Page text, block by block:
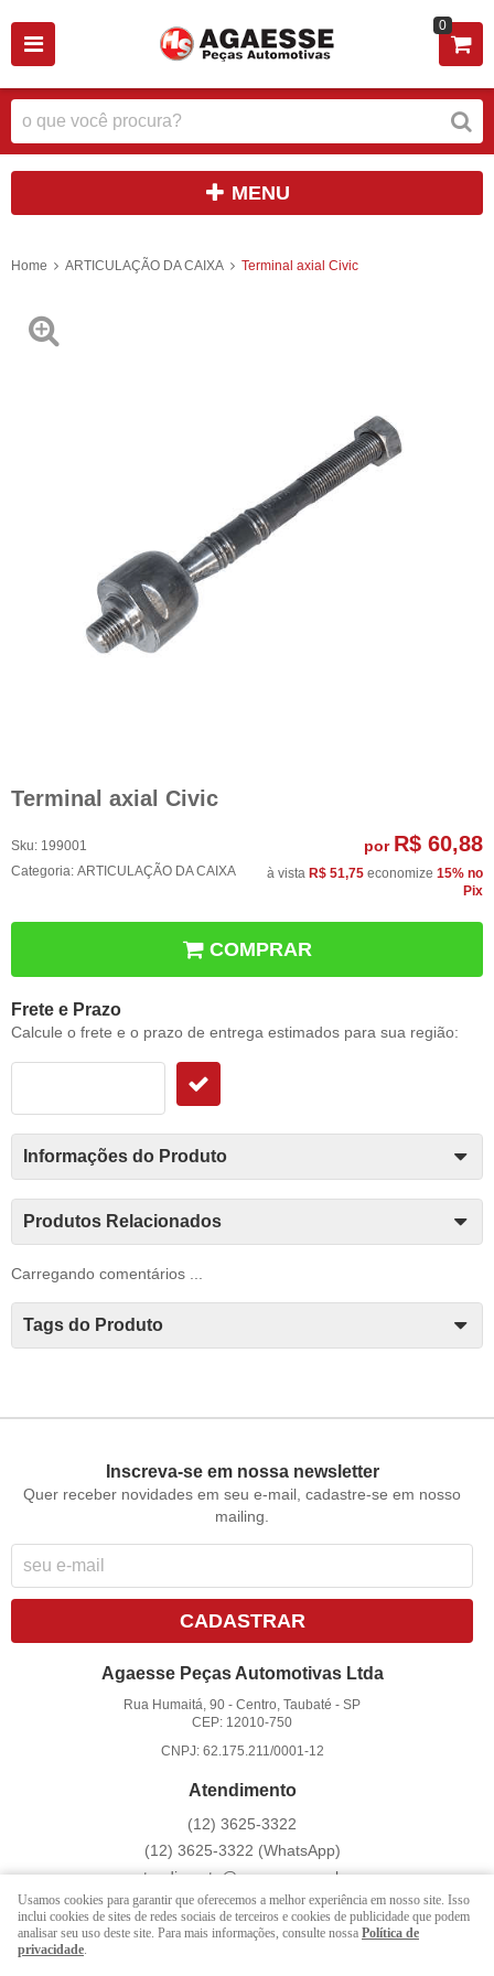
0
MENU
Home ARTICULAÇÃO DA CAIXA Terminal axial Civic
Terminal axial Civic
Sku: 199001
Categoria: ARTICULAÇÃO DA CAIXA
por R$ 60,88
à vista R$ 51,75 economize 15% no
Pix
COMPRAR
Frete e Prazo
Calcule o frete e o prazo de entrega estimados para sua região:
Informações do Produto
Produtos Relacionados
Carregando comentários ...
Tags do Produto
Inscreva-se em nossa newsletter
Quer receber novidades em seu e-mail, cadastre-se em nosso
mailing.
CADASTRAR
Agaesse Peças Automotivas Ltda
Rua Humaitá, 90 -Centro, Taubaté -SP
CEP: 12010-750
CNPJ: 62.175.211/0001-12
Atendimento
(12) 3625-3322
(12) 3625-3322 (WhatsApp)
atendimento@agaesse.com.br
LOJA VIRTUAL CRIADA POR
Usamos cookies para garantir que oferecemos a melhor experiência em nosso site. Isso
inclui cookies de sites de redes sociais de terceiros e cookies de publicidade que podem
analisar seu uso deste site. Para mais informações, consulte nossa Política de
privacidade.